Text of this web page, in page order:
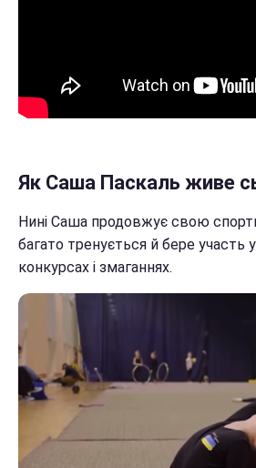
Як Саша Паскаль живе
Нині Саша продовжує свою
багато тренується й бере участь
конкурсах і змаганнях.